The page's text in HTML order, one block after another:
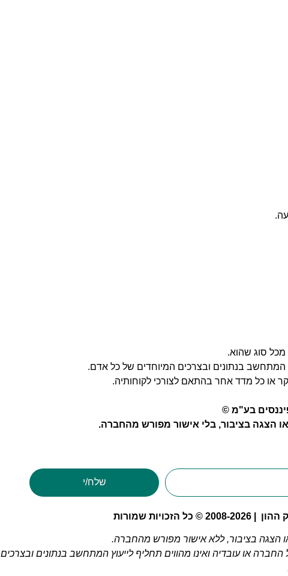
מכל סוג שהוא.
המתחשב בנתונים ובצרכים המיוחדים של כל אדם.
או כל מדד אחר בהתאם לצורכי לקוחותיה.
בע"מ ©
בציבור, בלי אישור מפורש מהחברה.
שלח/י
שמורות
בציבור, ללא אישור מפורש מהחברה.
או עובדיה ואינו מהווים תחליף לייעוץ המתחשב בנתונים ובצרכים